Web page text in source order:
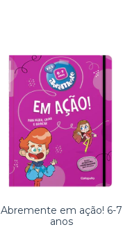
Abremente em ação! 6-7
anos